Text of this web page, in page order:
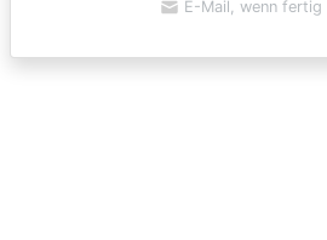
E-Mail, wenn fertig